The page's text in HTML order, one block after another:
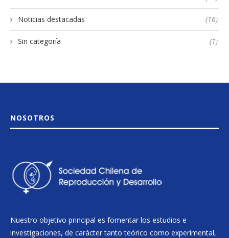
Noticias destacadas (16)
Sin categoría (1)
NOSOTROS
Nuestro objetivo principal es fomentar los estudios e
investigaciones, de carácter tanto teórico como experimental,